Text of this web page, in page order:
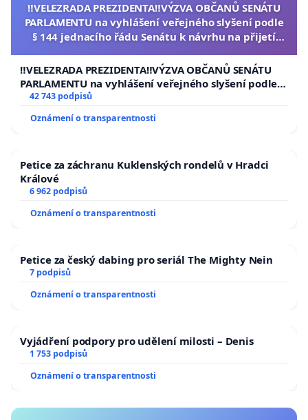
‼️VELEZRADA PREZIDENTA‼️VÝZVA OBČANŮ SENÁTU
PARLAMENTU na vyhlášení veřejného slyšení podle
§ 144 jednacího řádu Senátu k návrhu na přijetí
republiky
‼️VELEZRADA PREZIDENTA‼️VÝZVA OBČANŮ SENÁTU
PARLAMENTU na vyhlášení veřejného slyšení podle §
144 jednacího řádu Senátu k návrhu na přijetí
usnesení k podání ústavní žaloby na prezidenta
republiky
42 743 podpisů
Oznámení o transparentnosti
Petice za záchranu Kuklenských rondelů v Hradci
Králové
6 962 podpisů
Oznámení o transparentnosti
Petice za český dabing pro seriál The Mighty Nein
7 podpisů
Oznámení o transparentnosti
Vyjádření podpory pro udělení milosti – Denis
1 753 podpisů
Oznámení o transparentnosti